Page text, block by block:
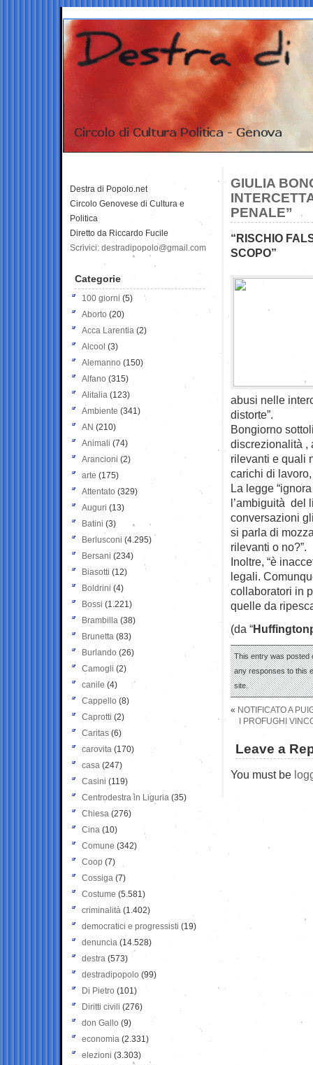
GIULIA
PENALE”
“RISCHIO
SCOPO”
abusi nelle
distorte”.
Bongiorno
discrezionalità ,
rilevanti e quali
carichi di
La legge
l’ambiguità del
conversazioni
si parla di
rilevanti o no?”.
Inoltre, “è
legali.
collaboratori in
quelle da
(da “
This entry was posted
any responses to this
site.
« NOTIFICATO A
I PROFUGHI
Leave a
You must be
Destra di Popolo.net
Circolo Genovese di Cultura e
Politica
Diretto da Riccardo Fucile
Scrivici: destradipopolo@gmail.com
Categorie
100 giorni (5)
Aborto (20)
Acca Larentia (2)
Alcool (3)
Alemanno (150)
Alfano (315)
Alitalia (123)
Ambiente (341)
AN (210)
Animali (74)
Arancioni (2)
arte (175)
Attentato (329)
Auguri (13)
Batini (3)
Berlusconi (4.295)
Bersani (234)
Biasotti (12)
Boldrini (4)
Bossi (1.221)
Brambilla (38)
Brunetta (83)
Burlando (26)
Camogli (2)
canile (4)
Cappello (8)
Caprotti (2)
Caritas (6)
carovita (170)
casa (247)
Casini (119)
Centrodestra in Liguria (35)
Chiesa (276)
Cina (10)
Comune (342)
Coop (7)
Cossiga (7)
Costume (5.581)
criminalità (1.402)
democratici e progressisti (19)
denuncia (14.528)
destra (573)
destradipopolo (99)
Di Pietro (101)
Diritti civili (276)
don Gallo (9)
economia (2.331)
elezioni (3.303)